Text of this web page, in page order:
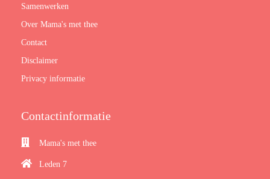
Samenwerken
Over Mama's met thee
Contact
Disclaimer
Privacy informatie
Contactinformatie
Mama's met thee
Leden 7